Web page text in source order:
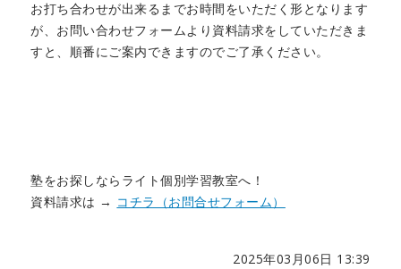
お打ち合わせが出来るまでお時間をいただく形となります
が、お問い合わせフォームより資料請求をしていただきま
すと、順番にご案内できますのでご了承ください。
塾をお探しならライト個別学習教室へ！
資料請求は → コチラ（お問合せフォーム）
2025年03月06日 13:39